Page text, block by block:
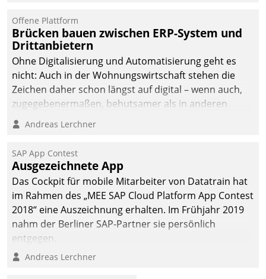
und Beschwerde-Management einen eigenen Kanal
ein.
Offene Plattform
Brücken bauen zwischen ERP-System und
Drittanbietern
Ohne Digitalisierung und Automatisierung geht es
nicht: Auch in der Wohnungswirtschaft stehen die
Zeichen daher schon längst auf digital – wenn auch,
zugegebenermaßen, behutsamer als in anderen
Branchen.
Andreas Lerchner
SAP App Contest
Ausgezeichnete App
Das Cockpit für mobile Mitarbeiter von Datatrain hat
im Rahmen des „MEE SAP Cloud Platform App Contest
2018“ eine Auszeichnung erhalten. Im Frühjahr 2019
nahm der Berliner SAP-Partner sie persönlich
entgegen.
Andreas Lerchner